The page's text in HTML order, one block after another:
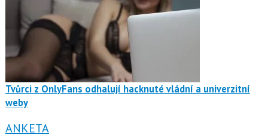
Tvůrci z OnlyFans odhalují hacknuté vládní a univerzitní
weby
ANKETA